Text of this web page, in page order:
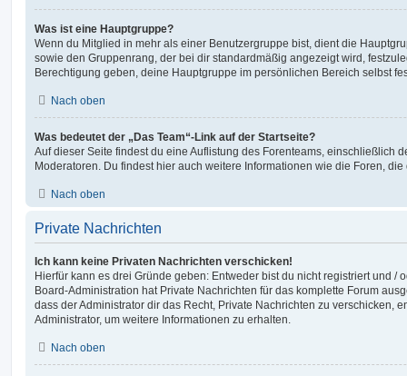
Was ist eine Hauptgruppe?
Wenn du Mitglied in mehr als einer Benutzergruppe bist, dient die
sowie den Gruppenrang, der bei dir standardmäßig angezeigt wird,
Berechtigung geben, deine Hauptgruppe im persönlichen Bereich selbst
Nach oben
Was bedeutet der „Das Team“-Link auf der Startseite?
Auf dieser Seite findest du eine Auflistung des Forenteams, einschließlich
Moderatoren. Du findest hier auch weitere Informationen wie die Foren,
Nach oben
Private Nachrichten
Ich kann keine Privaten Nachrichten verschicken!
Hierfür kann es drei Gründe geben: Entweder bist du nicht registriert und /
Board-Administration hat Private Nachrichten für das komplette Forum
dass der Administrator dir das Recht, Private Nachrichten zu verschicken,
Administrator, um weitere Informationen zu erhalten.
Nach oben